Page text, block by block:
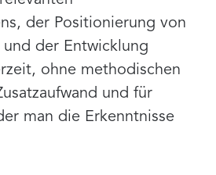
der Positionierung von
der Entwicklung
ohne methodischen
und für
man die Erkenntnisse